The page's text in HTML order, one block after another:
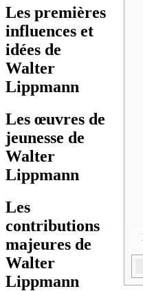
Les premières
influences et
idées de
Walter
Lippmann
Les œuvres de
jeunesse de
Walter
Lippmann
Les
contributions
majeures de
Walter
Lippmann